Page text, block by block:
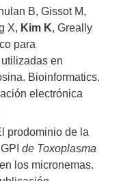
B, Gissot M,
X, Kim K, Greally
para
en
Bioinformatics.
electrónica
prodominio de la
de Toxoplasma
los micronemas.